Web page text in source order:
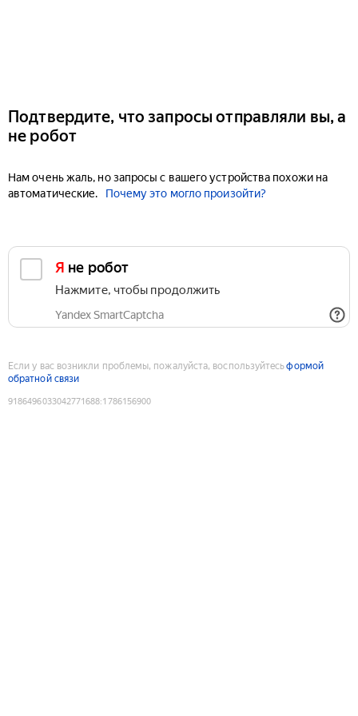
Подтвердите, что запросы отправляли вы, а
не робот
Нам очень жаль, но запросы с вашего устройства похожи на
автоматические.
Почему это могло произойти?
Я не робот
Нажмите, чтобы продолжить
Yandex SmartCaptcha
Если у вас возникли проблемы, пожалуйста, воспользуйтесьформой
обратной связи
9186496033042771688:1786156900